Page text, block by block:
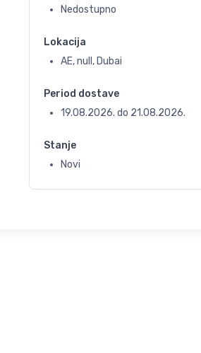
Nedostupno
Lokacija
AE, null, Dubai
Period dostave
19.08.2026. do 21.08.2026.
Stanje
Novi